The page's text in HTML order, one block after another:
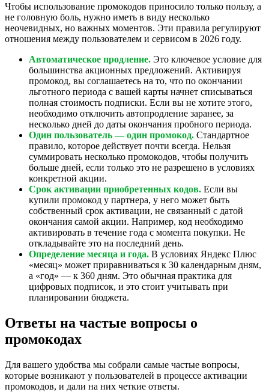
Чтобы использование промокодов приносило только пользу, а
не головную боль, нужно иметь в виду несколько
неочевидных, но важных моментов. Эти правила регулируют
отношения между пользователем и сервисом в 2026 году.
Автоматическое продление. Это ключевое условие для
большинства акционных предложений. Активируя
промокод, вы соглашаетесь на то, что по окончании
льготного периода с вашей карты начнет списываться
полная стоимость подписки. Если вы не хотите этого,
необходимо отключить автопродление заранее, за
несколько дней до даты окончания пробного периода.
Один пользователь — один промокод. Стандартное
правило, которое действует почти всегда. Нельзя
суммировать несколько промокодов, чтобы получить
больше дней, если только это не разрешено в условиях
конкретной акции.
Срок активации приобретенных кодов. Если вы
купили промокод у партнера, у него может быть
собственный срок активации, не связанный с датой
окончания самой акции. Например, код необходимо
активировать в течение года с момента покупки. Не
откладывайте это на последний день.
Определение месяца и года. В условиях Яндекс Плюс
«месяц» может приравниваться к 30 календарным дням,
а «год» — к 360 дням. Это обычная практика для
цифровых подписок, и это стоит учитывать при
планировании бюджета.
Ответы на частые вопросы о
промокодах
Для вашего удобства мы собрали самые частые вопросы,
которые возникают у пользователей в процессе активации
промокодов, и дали на них четкие ответы.